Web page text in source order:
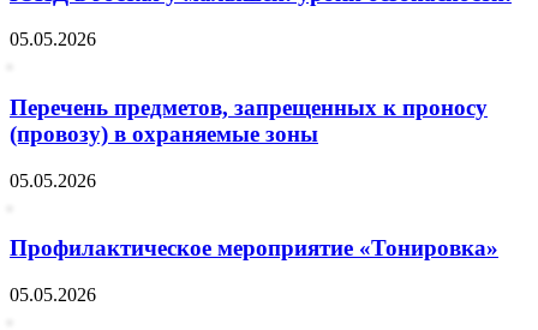
05.05.2026
Перечень предметов, запрещенных к проносу
(провозу) в охраняемые зоны
05.05.2026
Профилактическое мероприятие «Тонировка»
05.05.2026